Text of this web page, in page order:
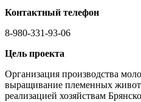
Контактный телефон
8-980-331-93-06
Цель проекта
Организация производства
выращивание племенных
реализацией хозяйствам